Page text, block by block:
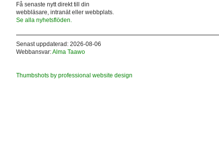
Få senaste nytt direkt till din
webbläsare, intranät eller webbplats.
Se alla nyhetsflöden.
Senast uppdaterad: 2026-08-06
Webbansvar:Alma Taawo
Thumbshots by professional website design